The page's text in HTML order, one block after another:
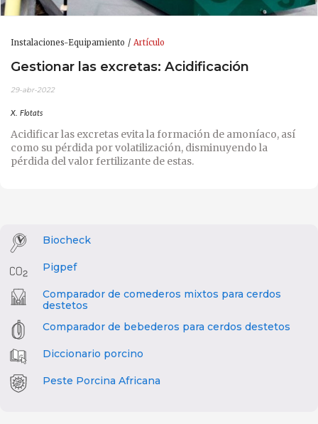
Instalaciones-Equipamiento Artículo
Gestionar las excretas: Acidificación
29-abr-2022
X. Flotats
Acidificar las excretas evita la formación de amoníaco, así
como su pérdida por volatilización, disminuyendo la
pérdida del valor fertilizante de estas.
Biocheck
Pigpef
Comparador de comederos mixtos para cerdos
destetos
Comparador de bebederos para cerdos destetos
Diccionario porcino
Peste Porcina Africana